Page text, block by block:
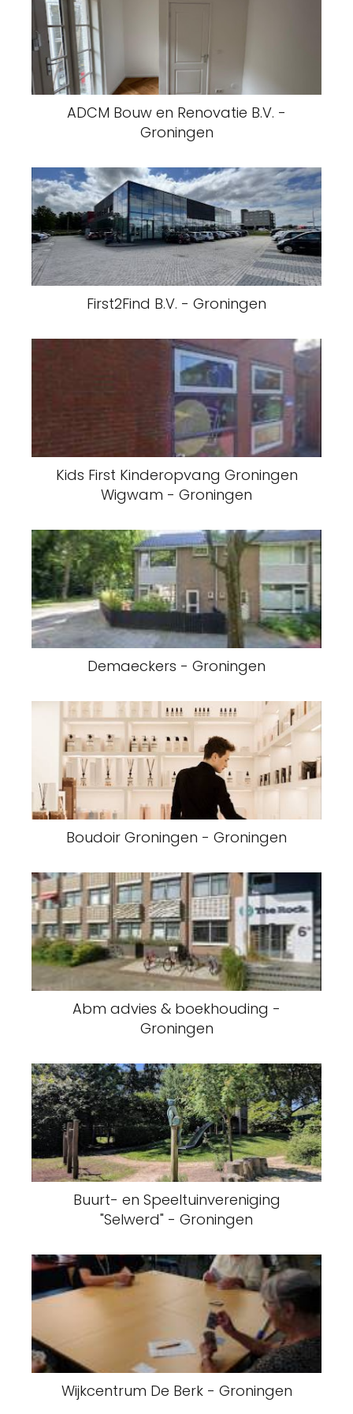
ADCM Bouw en Renovatie B.V. -
Groningen
First2Find B.V. - Groningen
Kids First Kinderopvang Groningen
Wigwam - Groningen
Demaeckers - Groningen
Boudoir Groningen - Groningen
Abm advies & boekhouding -
Groningen
Buurt- en Speeltuinvereniging
"Selwerd" - Groningen
Wijkcentrum De Berk - Groningen